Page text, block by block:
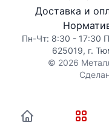
Доставка и
Пн-Чт: 8:30 - 17:30
625019, г.
© 2026